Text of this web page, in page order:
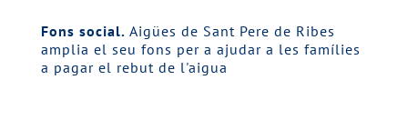
Fons social. Aigües de Sant Pere de Ribes
amplia el seu fons per a ajudar a les famílies
a pagar el rebut de l'aigua